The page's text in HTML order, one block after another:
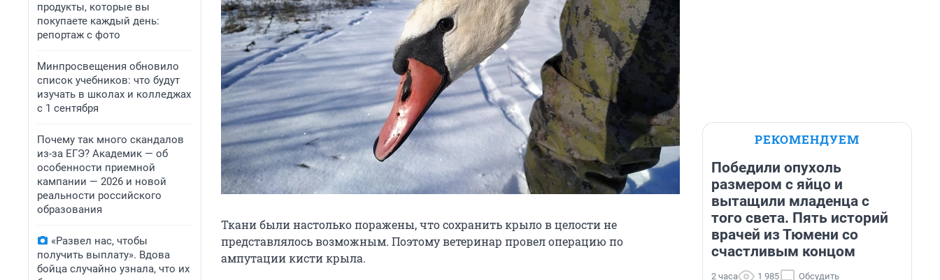
продукты, которые вы
покупаете каждый день:
репортаж с фото
Минпросвещения обновило
список учебников: что будут
изучать в школах и колледжах
с 1 сентября
Почему так много скандалов
из-за ЕГЭ? Академик — об
особенности приемной
кампании — 2026 и новой
реальности российского
образования
«Развел нас, чтобы
получить выплату». Вдова
бойца случайно узнала, что их
Ткани были настолько поражены, что сохранить крыло в целости не
представлялось возможным. Поэтому ветеринар провел операцию по
ампутации кисти крыла.
РЕКОМЕНДУЕМ
Победили опухоль
размером с яйцо и
вытащили младенца с
того света. Пять историй
врачей из Тюмени со
счастливым концом
2 часа 1 985 Обсудить